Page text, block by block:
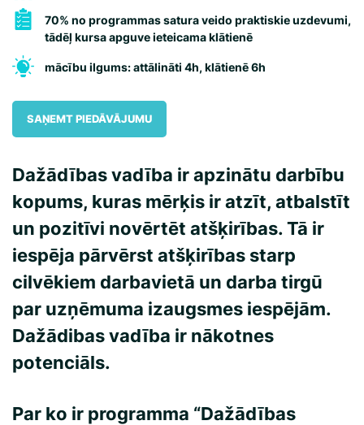
70% no programmas satura veido praktiskie uzdevumi,
tādēļ kursa apguve ieteicama klātienē
mācību ilgums: attālināti 4h, klātienē 6h
SAŅEMT PIEDĀVĀJUMU
Dažādības vadība ir apzinātu darbību
kopums, kuras mērķis ir atzīt, atbalstīt
un pozitīvi novērtēt atšķirības. Tā ir
iespēja pārvērst atšķirības starp
cilvēkiem darbavietā un darba tirgū
par uzņēmuma izaugsmes iespējām.
Dažādibas vadība ir nākotnes
potenciāls.
Par ko ir programma “Dažādības